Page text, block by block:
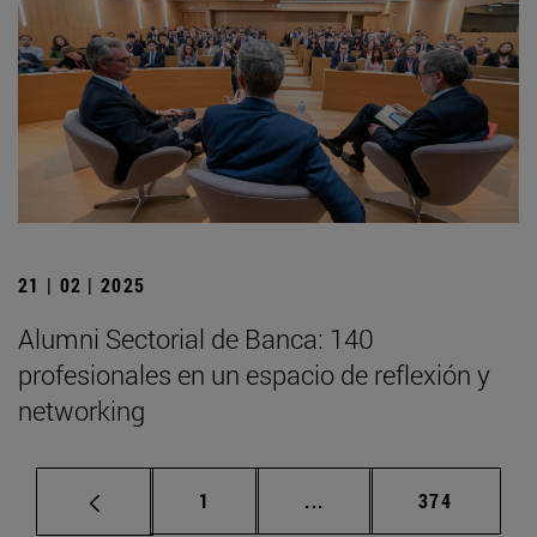
21 | 02 | 2025
Alumni Sectorial de Banca: 140
profesionales en un espacio de reflexión y
networking
Página
1 ... Páginas intermedias
Página
374